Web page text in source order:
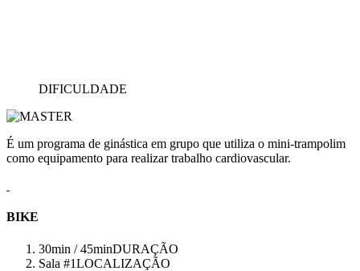
DIFICULDADE
É um programa de ginástica em grupo que utiliza o mini-trampolim
como equipamento para realizar trabalho cardiovascular.
BIKE
30min / 45minDURAÇÃO
Sala #1LOCALIZAÇÃO